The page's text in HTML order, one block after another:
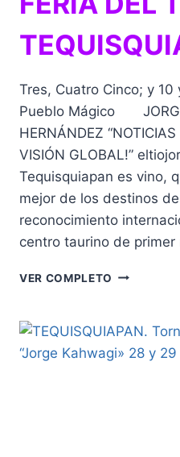
Tres, Cuatro Cinco; y 10
Pueblo Mágico
HERNÁNDEZ
VISIÓN GLOBAL!”
Tequisquiapan es vino,
mejor de los destinos
reconocimiento
centro taurino de
VER COMPLETO FERIA